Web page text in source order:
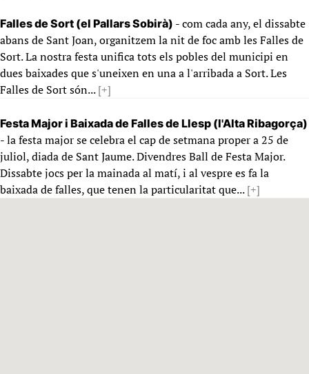
Falles de Sort (el Pallars Sobirà) - com cada any, el dissabte
abans de Sant Joan, organitzem la nit de foc amb les Falles de
Sort. La nostra festa unifica tots els pobles del municipi en
dues baixades que s'uneixen en una a l'arribada a Sort. Les
Falles de Sort són...[+]
Festa Major i Baixada de Falles de Llesp (l'Alta Ribagorça)
- la festa major se celebra el cap de setmana proper a 25 de
juliol, diada de Sant Jaume. Divendres Ball de Festa Major.
Dissabte jocs per la mainada al matí, i al vespre es fa la
baixada de falles, que tenen la particularitat que...[+]